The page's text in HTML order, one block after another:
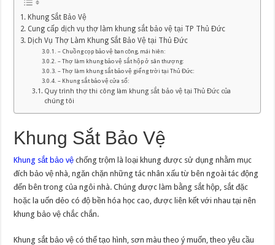
Khung Sắt Bảo Vệ
Cung cấp dịch vụ thợ làm khung sắt bảo vệ tại TP Thủ Đức
Dịch Vụ Thợ Làm Khung Sắt Bảo Vệ tại Thủ Đức
– Chuồng cọp bảo vệ ban công, mái hiên:
– Thợ làm khung bảo vệ sắt hộp ở sân thượng:
– Thợ làm khung sắt bảo vệ giếng trời tại Thủ Đức:
– Khung sắt bảo vệ cửa sổ:
Quy trình thợ thi công làm khung sắt bảo vệ tại Thủ Đức của
chúng tôi
Khung Sắt Bảo Vệ
Khung sắt bảo vệ chống trộm là loại khung được sử dụng nhằm mục
đích bảo vệ nhà, ngăn chặn những tác nhân xấu từ bên ngoài tác động
đến bên trong của ngôi nhà. Chúng được làm bằng sắt hộp, sắt đặc
hoặc la uốn dẻo có độ bền hóa học cao, được liên kết với nhau tại nên
khung bảo vệ chắc chắn.
Khung sắt bảo vệ có thể tạo hình, sơn màu theo ý muốn, theo yêu cầu